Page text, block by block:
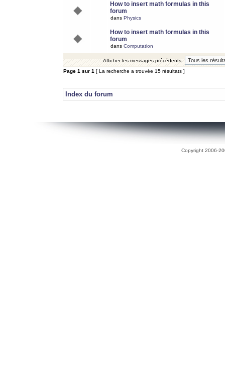
How to insert math formulas in this
forum
dans Physics
How to insert math formulas in this
forum
dans Computation
Afficher les messages précédents:
Page 1 sur 1 [ La recherche a trouvée 15 résultats ]
Index du forum
Copyright 2006-